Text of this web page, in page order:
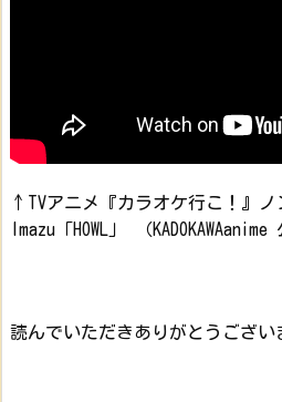
↑TVアニメ『カラオケ行こ！』ノ
Imazu「HOWL」 （
読んでいただきありがとうござい